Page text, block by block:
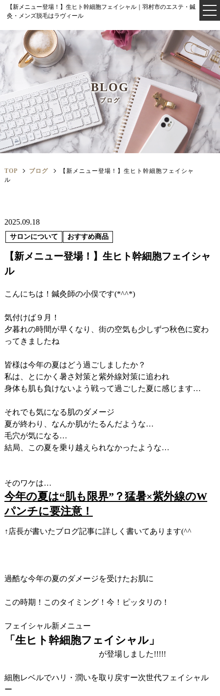
【新メニュー登場！】生ヒト幹細胞フェイシャル｜羽村市のエステ・鍼
灸・メンズ脱毛はラヴィール
BLOG
ブログ
TOP ブログ
【新メニュー登場！】生ヒト幹細胞フェイシャ
ル
2025.09.18
サロンについて おすすめ商品
【新メニュー登場！】生ヒト幹細胞フェイシャ
ル
こんにちは！鍼灸師の小俣です(*^^*)
気付けば９月！
夕暮れの時間が早くなり、街の空気も少しずつ秋色に変わ
ってきましたね
皆様は今年の夏はどう過ごしましたか？
私は、とにかく暑さ対策と紫外線対策に追われ
身体も肌も負けないよう戦って過ごした夏に感じます…
それでも気になる肌のダメージ
夏が終わり、なんか肌がたるんだような…
毛穴が気になる…
結局、この夏を乗り越えられなかったような…
そのワケは…
今年の夏は“肌も限界”？猛暑×紫外線のW
パンチに要注意！
↑店長が書いたブログ記事に詳しく書いてあります(^^ゞ
過酷な今年の夏のダメージを受けたお肌に
この時期！このタイミング！今！ピッタリの！
フェイシャル新メニュー
「生ヒト幹細胞フェイシャル」
が登場しました!!!!!
細胞レベルでハリ・潤いを取り戻すー次世代フェイシャル
ー